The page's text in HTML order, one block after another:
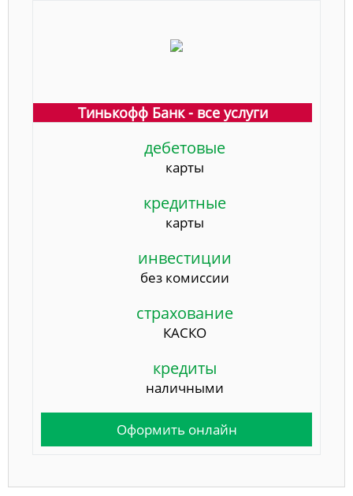
Тинькофф Банк - все услуги
дебетовые
карты
кредитные
карты
инвестиции
без комиссии
страхование
КАСКО
кредиты
наличными
Оформить онлайн